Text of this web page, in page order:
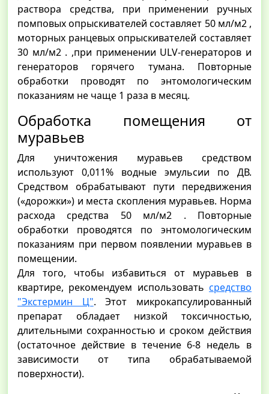
раствора средства, при применении ручных
помповых опрыскивателей составляет 50 мл/м2 ,
моторных ранцевых опрыскивателей составляет
30 мл/м2 . ,при применении ULV-генераторов и
генераторов горячего тумана. Повторные
обработки проводят по энтомологическим
показаниям не чаще 1 раза в месяц.
Обработка помещения от
муравьев
Для уничтожения муравьев средством
используют 0,011% водные эмульсии по ДВ.
Средством обрабатывают пути передвижения
(«дорожки») и места скопления муравьев. Норма
расхода средства 50 мл/м2 . Повторные
обработки проводятся по энтомологическим
показаниям при первом появлении муравьев в
помещении.
Для того, чтобы избавиться от муравьев в
квартире, рекомендуем использовать средство
"Экстермин Ц". Этот микрокапсулированный
препарат обладает низкой токсичностью,
длительными сохранностью и сроком действия
(остаточное действие в течение 6-8 недель в
зависимости от типа обрабатываемой
поверхности).